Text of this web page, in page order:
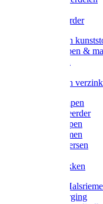
Uieronthaarder
Voerbakken
Voerscheppen &
Voerbakken
Warmtelampen
Staartcoupeerder
Biggenkappen
Neuskrammen
Varken diversen
Varkensbakken
Halsters /
Hoefverzorging